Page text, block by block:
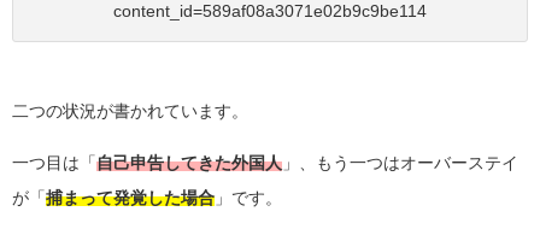
content_id=589af08a3071e02b9c9be114
二つの状況が書かれています。
一つ目は「自己申告してきた外国人 」、もう一つはオーバーステイ
が「捕まって発覚した場合 」です。